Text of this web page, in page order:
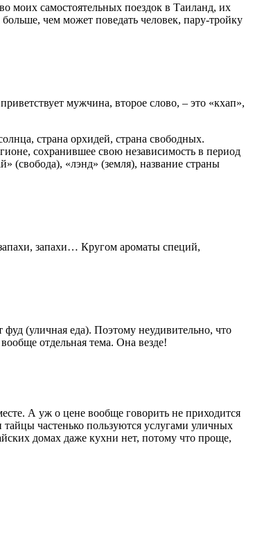
моих самостоятельных поездок в Таиланд, их
чем может поведать человек, пару-тройку
мужчина, второе слово, – это «кхап»,
страна орхидей, страна свободных.
сохранившее свою независимость в период
(свобода), «лэнд» (земля), название страны
запахи… Кругом ароматы специй,
(уличная еда). Поэтому неудивительно, что
отдельная тема. Она везде!
А уж о цене вообще говорить не приходится
частенько пользуются услугами уличных
домах даже кухни нет, потому что проще,